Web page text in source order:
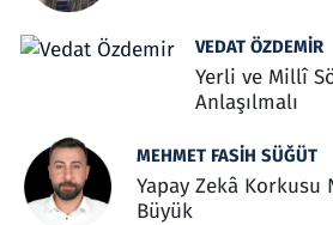
VEDAT ÖZDEMIR
Yerli ve Millî
Anlaşılmalı
MEHMET FASIH SÜĞÜT
Yapay Zekâ Korkusu
Büyük